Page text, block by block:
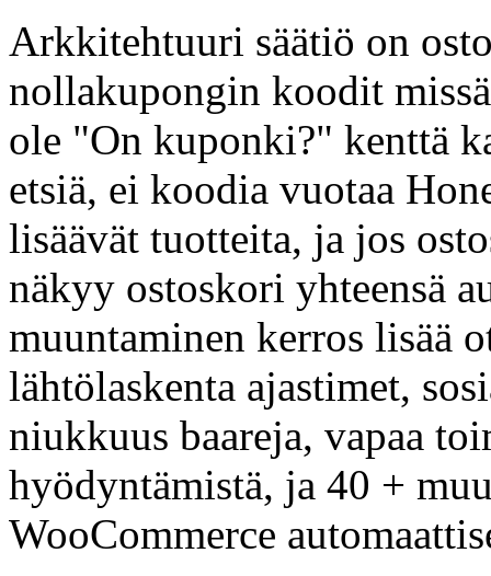
Arkkitehtuuri säätiö on
nollakupongin koodit
ole "On kuponki?" kenttä
etsiä, ei koodia vuotaa
lisäävät tuotteita, ja jos
näkyy ostoskori yhteensä
muuntaminen kerros lisää
lähtölaskenta ajastimet,
niukkuus baareja, vapaa
hyödyntämistä, ja 40 +
WooCommerce